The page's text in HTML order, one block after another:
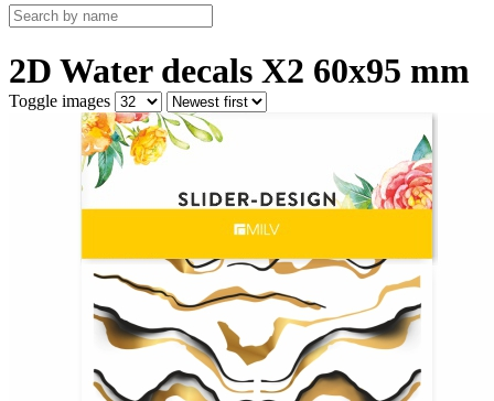
2D Water decals X2 60х95 mm
Toggle images